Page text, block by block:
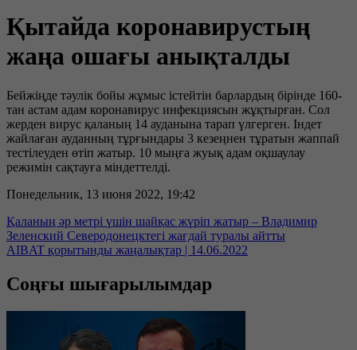
Қытайда коронавирустың
жаңа ошағы анықталды
Бейжіңде тәулік бойы жұмыс істейтін барлардың бірінде 160-
тан астам адам коронавирус инфекциясын жұқтырған. Сол
жерден вирус қаланың 14 ауданына тарап үлгерген. Індет
жайлаған ауданның тұрғындары 3 кезеңнен тұратын жаппай
тестілеуден өтіп жатыр. 10 мыңға жуық адам оқшаулау
режимін сақтауға міндеттелді.
Понедельник, 13 июня 2022, 19:42
Қаланың әр метрі үшін шайқас жүріп жатыр – Владимир
Зеленский Северодонецктегі жағдай туралы айтты
AIBAT қорытынды жаңалықтар | 14.06.2022
Соңғы шығарылымдар